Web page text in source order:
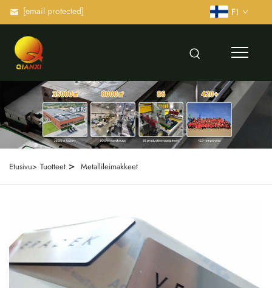
[email protected] FI
Etusivu> Tuotteet > Metallileimakkeet